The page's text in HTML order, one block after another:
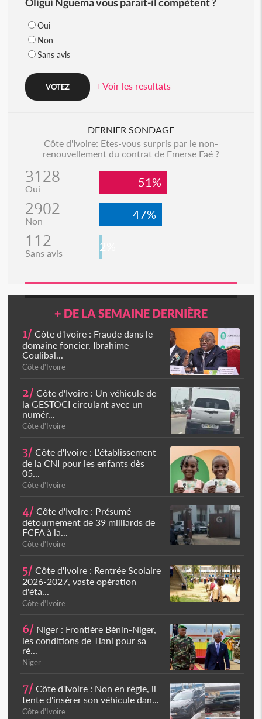
Oui
Non
Sans avis
+ Voir les resultats
DERNIER SONDAGE
Côte d'Ivoire: Etes-vous surpris par le non-
renouvellement du contrat de Emerse Faé ?
3128
Oui 51%
2902
Non 47%
112
Sans avis 2%
+ DE LA SEMAINE DERNIÈRE
1/ Côte d'Ivoire : Fraude dans le
domaine foncier, Ibrahime
Coulibal...
Côte d'Ivoire
2/ Côte d'Ivoire : Un véhicule de
la GESTOCI circulant avec un
numér...
Côte d'Ivoire
3/ Côte d'Ivoire : L'établissement
de la CNI pour les enfants dès
05...
Côte d'Ivoire
4/ Côte d'Ivoire : Présumé
détournement de 39 milliards de
FCFA à la...
Côte d'Ivoire
5/ Côte d'Ivoire : Rentrée Scolaire
2026-2027, vaste opération
d'éta...
Côte d'Ivoire
6/ Niger : Frontière Bénin-Niger,
les conditions de Tiani pour sa
ré...
Niger
7/ Côte d'Ivoire : Non en règle, il
tente d'insérer son véhicule dan...
Côte d'Ivoire